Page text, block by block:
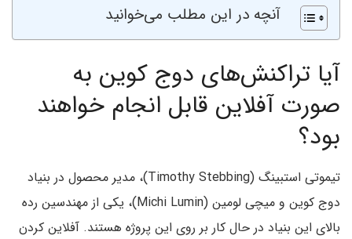
آنچه در این مطلب می‌خوانید
آیا تراکنش‌های دوج کوین به
صورت آفلاین قابل انجام خواهند
بود؟
تیموتی استبینگ (Timothy Stebbing)، مدیر محصول در بنیاد
دوج کوین و میچی لومین (Michi Lumin)، یکی از مهندسین رده
بالای این بنیاد در حال کار بر روی این پروژه هستند. آفلاین کردن